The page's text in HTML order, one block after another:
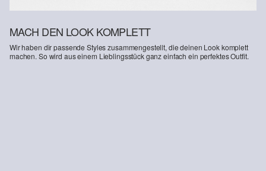
MACH DEN LOOK KOMPLETT
Wir haben dir passende Styles zusammengestellt, die deinen Look komplett
machen. So wird aus einem Lieblingsstück ganz einfach ein perfektes Outfit.